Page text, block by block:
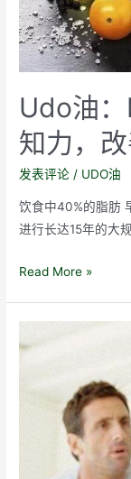
Udo油
知力，
发表评论 / UDO油
饮食中40%的脂肪
进行长达15年的大
Udo
Read More »